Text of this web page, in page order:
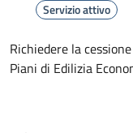
Servizio attivo
Richiedere la
Piani di Edilizia